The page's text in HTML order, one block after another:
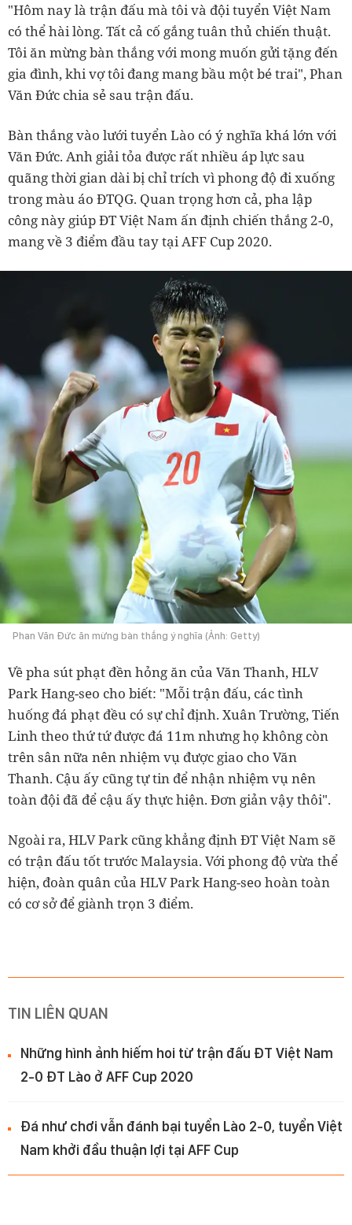
"Hôm nay là trận đấu mà tôi và đội tuyển Việt Nam
có thể hài lòng. Tất cả cố gắng tuân thủ chiến thuật.
Tôi ăn mừng bàn thắng với mong muốn gửi tặng đến
gia đình, khi vợ tôi đang mang bầu một bé trai", Phan
Văn Đức chia sẻ sau trận đấu.
Bàn thắng vào lưới tuyển Lào có ý nghĩa khá lớn với
Văn Đức. Anh giải tỏa được rất nhiều áp lực sau
quãng thời gian dài bị chỉ trích vì phong độ đi xuống
trong màu áo ĐTQG. Quan trọng hơn cả, pha lập
công này giúp ĐT Việt Nam ấn định chiến thắng 2-0,
mang về 3 điểm đầu tay tại AFF Cup 2020.
Phan Văn Đức ăn mừng bàn thắng ý nghĩa (Ảnh: Getty)
Về pha sút phạt đền hỏng ăn của Văn Thanh, HLV
Park Hang-seo cho biết: "Mỗi trận đấu, các tình
huống đá phạt đều có sự chỉ định. Xuân Trường, Tiến
Linh theo thứ tứ được đá 11m nhưng họ không còn
trên sân nữa nên nhiệm vụ được giao cho Văn
Thanh. Cậu ấy cũng tự tin để nhận nhiệm vụ nên
toàn đội đã để cậu ấy thực hiện. Đơn giản vậy thôi".
Ngoài ra, HLV Park cũng khẳng định ĐT Việt Nam sẽ
có trận đấu tốt trước Malaysia. Với phong độ vừa thể
hiện, đoàn quân của HLV Park Hang-seo hoàn toàn
có cơ sở để giành trọn 3 điểm.
TIN LIÊN QUAN
Những hình ảnh hiếm hoi từ trận đấu ĐT Việt Nam
2-0 ĐT Lào ở AFF Cup 2020
Đá như chơi vẫn đánh bại tuyển Lào 2-0, tuyển Việt
Nam khởi đầu thuận lợi tại AFF Cup